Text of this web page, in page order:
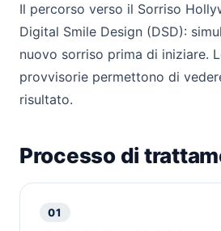
Il percorso verso il Sorriso
Digital Smile Design (DSD):
nuovo sorriso prima di iniziare.
provvisorie permettono di
risultato.
Processo di
01